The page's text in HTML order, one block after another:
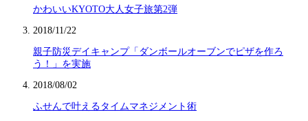
かわいいKYOTO大人女子旅第2弾
2018/11/22
親子防災デイキャンプ「ダンボールオーブンでピザを作ろ
う！」を実施
2018/08/02
ふせんで叶えるタイムマネジメント術